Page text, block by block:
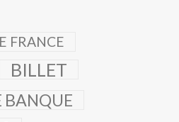
FRANCE
BILLET
BANQUE